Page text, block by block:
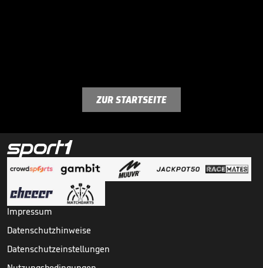
ZUR STARTSEITE
Impressum
Datenschutzhinweise
Datenschutzeinstellungen